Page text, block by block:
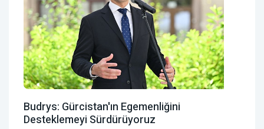
Budrys: Gürcistan'ın Egemenliğini
Desteklemeyi Sürdürüyoruz